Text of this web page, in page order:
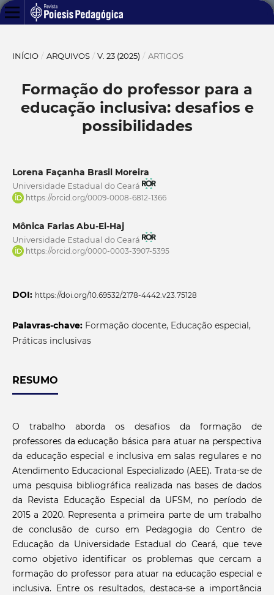
INÍCIO / ARQUIVOS / V. 23 (2025) / ARTIGOS
Formação do professor para a
educação inclusiva: desafios e
possibilidades
Lorena Façanha Brasil Moreira
Universidade Estadual do Ceará
https://orcid.org/0009-0008-6812-1366
Mônica Farias Abu-El-Haj
Universidade Estadual do Ceará
https://orcid.org/0000-0003-3907-5395
DOI: https://doi.org/10.69532/2178-4442.v23.75128
Palavras-chave: Formação docente, Educação especial,
Práticas inclusivas
RESUMO
O trabalho aborda os desafios da formação de
professores da educação básica para atuar na perspectiva
da educação especial e inclusiva em salas regulares e no
Atendimento Educacional Especializado (AEE). Trata-se de
uma pesquisa bibliográfica realizada nas bases de dados
da Revista Educação Especial da UFSM, no período de
2015 a 2020. Representa a primeira parte de um trabalho
de conclusão de curso em Pedagogia do Centro de
Educação da Universidade Estadual do Ceará, que teve
como objetivo identificar os problemas que cercam a
formação do professor para atuar na educação especial e
inclusiva. Entre os resultados, destaca-se a importância